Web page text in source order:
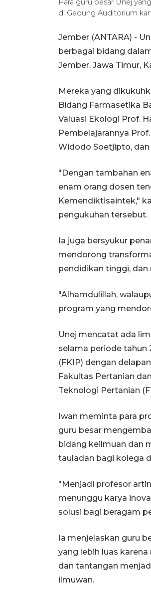
Para guru besar Unej
di Gedung Auditorium
Jember (ANTARA) -
berbagai bidang
Jember, Jawa Timur,
Mereka yang
Bidang Farmasetika
Valuasi Ekologi Prof.
Pembelajarannya
Widodo Soetjipto, dan
"Dengan tambahan
enam orang dosen
Kemendiktisaintek,"
pengukuhan tersebut.
Ia juga bersyukur
mendorong
pendidikan tinggi,
"Alhamdulillah,
program yang
Unej mencatat ada
selama periode tahun
(FKIP) dengan
Fakultas Pertanian
Teknologi Pertanian
Iwan meminta para
guru besar
bidang keilmuan dan
tauladan bagi kolega
"Menjadi profesor
menunggu karya
solusi bagi beragam
Ia menjelaskan guru
yang lebih luas
dan tantangan
ilmuwan.